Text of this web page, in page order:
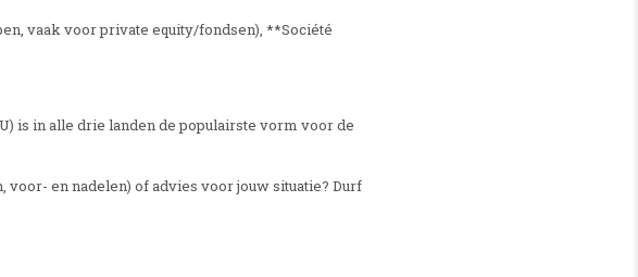
vaak voor private equity/fondsen), **Société
is in alle drie landen de populairste vorm voor de
en nadelen) of advies voor jouw situatie? Durf